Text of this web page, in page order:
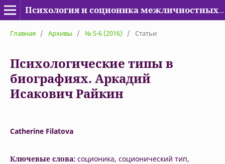
Психология и соционика межличностных отношений
Главная / Архивы / № 5-6 (2016) / Статьи
Психологические типы в
биографиях. Аркадий
Исакович Райкин
Catherine Filatova
Ключевые слова: соционика, соционический тип,